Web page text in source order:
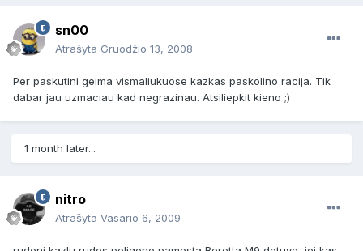
sn00
Atrašyta Gruodžio 13, 2008
Per paskutini geima vismaliukuose kazkas paskolino racija. Tik
dabar jau uzmaciau kad negrazinau. Atsiliepkit kieno ;)
1 month later...
nitro
Atrašyta Vasario 6, 2009